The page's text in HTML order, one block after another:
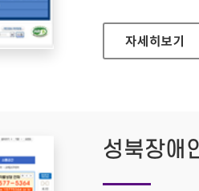
라자드코리
자세히보기
성북장애